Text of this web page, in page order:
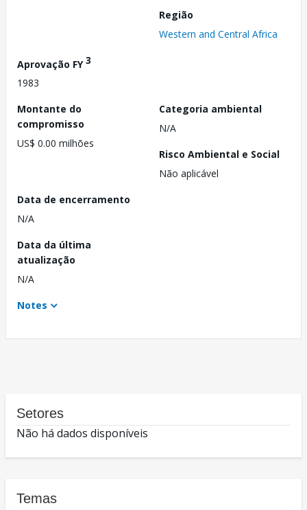
Região
Western and Central Africa
Aprovação FY3
1983
Montante do
compromisso
US$ 0.00 milhões
Categoria ambiental
N/A
Risco Ambiental e Social
Não aplicável
Data de encerramento
N/A
Data da última
atualização
N/A
Notes
Setores
Não há dados disponíveis
Temas